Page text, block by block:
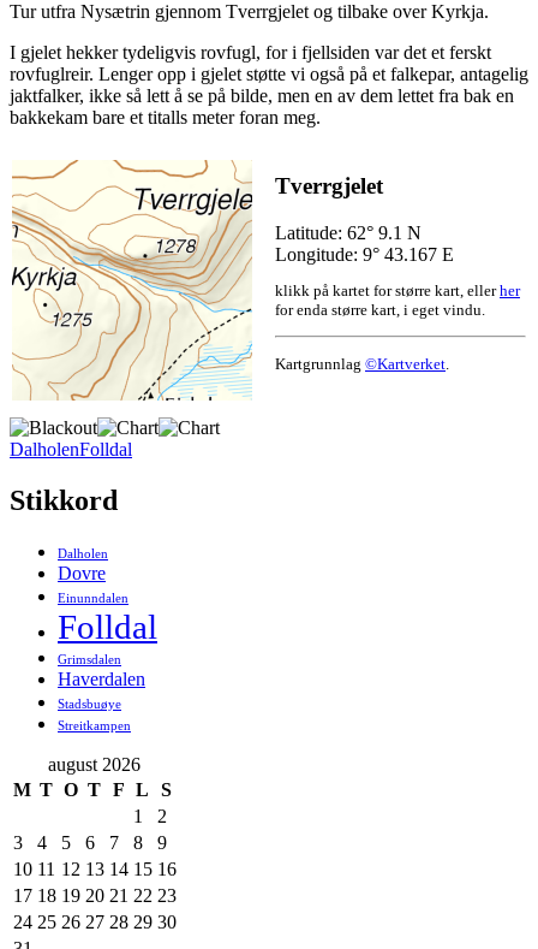
Tur utfra Nysætrin gjennom Tverrgjelet og tilbake over Kyrkja.
I gjelet hekker tydeligvis rovfugl, for i fjellsiden var det et ferskt
rovfuglreir. Lenger opp i gjelet støtte vi også på et falkepar, antagelig
jaktfalker, ikke så lett å se på bilde, men en av dem lettet fra bak en
bakkekam bare et titalls meter foran meg.
Tverrgjelet
Latitude: 62° 9.1 N
Longitude: 9° 43.167 E
klikk på kartet for større kart, ellerher
for enda større kart, i eget vindu.
Kartgrunnlag ©Kartverket
DalholenFolldal
Stikkord
Dalholen
Dovre
Einunndalen
Folldal
Grimsdalen
Haverdalen
Stadsbuøye
Streitkampen
august 2026
M T O T F L
S
1
2
3
4 5 6 7 8
9
10 11 12 13 14 15 16
17 18 19 20 21 22 23
24 25 26 27 28 29 30